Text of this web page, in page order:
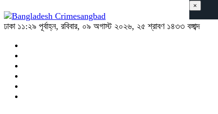
ঢাকা ১১:২৯ পূর্বাহ্ন, রবিবার, ০৯ অগাস্ট ২০২৬, ২৫ শ্রাবণ ১৪৩৩ বঙ্গাব্দ
×